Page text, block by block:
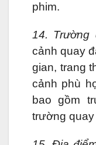
phim.
14. Trường
cảnh quay
gian, trang
cảnh phù
bao gồm
trường quay